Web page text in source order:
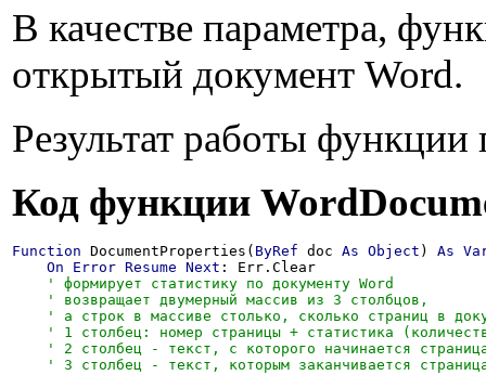
В качестве параметра,
открытый документ Word.
Результат работы
Код функции
Function DocumentProperties( ByRef doc As Object ) As
On
Error Resume Next : Err.Clear